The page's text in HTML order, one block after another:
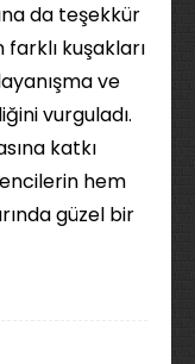
da teşekkür
kuşakları
ve
vurguladı.
katkı
hem
güzel bir